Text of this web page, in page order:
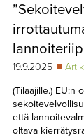
19.9.2025
(Tilaajille.) EU:n
että
oltava